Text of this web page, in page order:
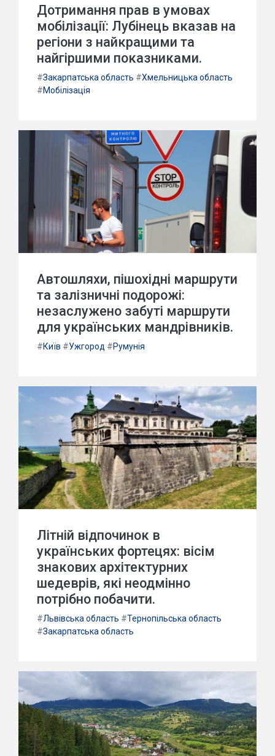
Дотримання прав в умовах
мобілізації: Лубінець вказав на
регіони з найкращими та
найгіршими показниками.
#Закарпатська область #Хмельницька область
#Мобілізація
Автошляхи, пішохідні маршрути
та залізничні подорожі:
незаслужено забуті маршрути
для українських мандрівників.
#Київ #Ужгород #Румунія
Літній відпочинок в
українських фортецях: вісім
знакових архітектурних
шедеврів, які неодмінно
потрібно побачити.
#Львівська область #Тернопільська область
#Закарпатська область